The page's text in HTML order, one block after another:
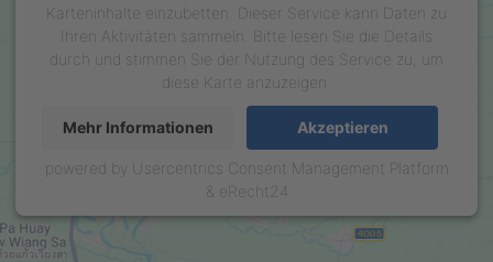
Karteninhalte einzubetten. Dieser Service kann Daten zu
Ihren Aktivitäten sammeln. Bitte lesen Sie die Details
durch und stimmen Sie der Nutzung des Service zu, um
diese Karte anzuzeigen.
Mehr Informationen Akzeptieren
powered by
Usercentrics Consent Management Platform
& eRecht24